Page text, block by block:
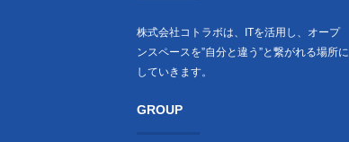
株式会社コトラボは、ITを活用し、オープ
ンスペースを”自分と違う”と繋がれる場所に
していきます。
GROUP